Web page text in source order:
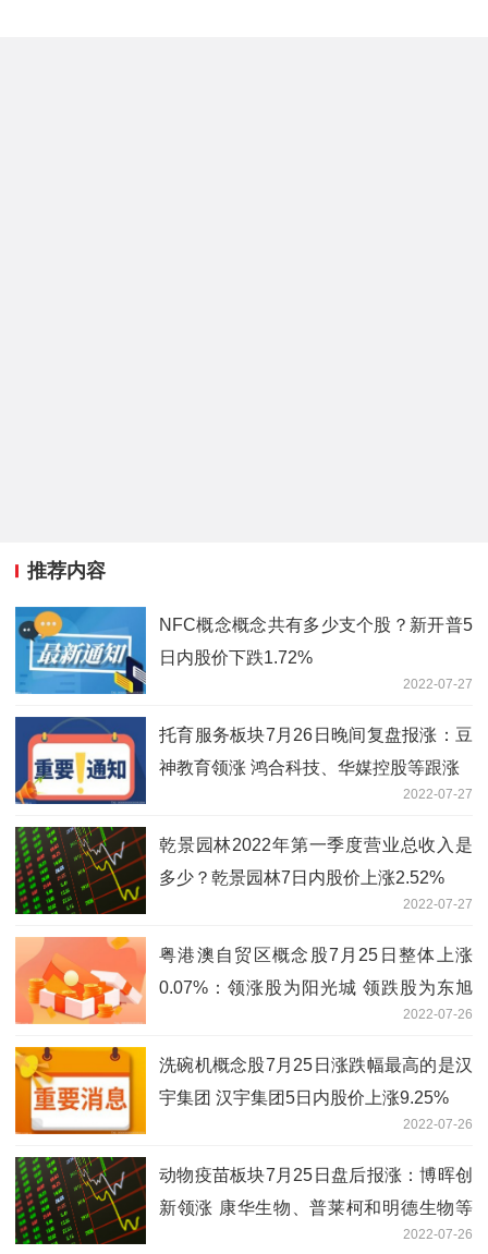
推荐内容
NFC概念概念共有多少支个股？新开普5
日内股价下跌1.72%
2022-07-27
托育服务板块7月26日晚间复盘报涨：豆
神教育领涨 鸿合科技、华媒控股等跟涨
2022-07-27
乾景园林2022年第一季度营业总收入是
多少？乾景园林7日内股价上涨2.52%
2022-07-27
粤港澳自贸区概念股7月25日整体上涨
0.07%：领涨股为阳光城 领跌股为东旭
2022-07-26
洗碗机概念股7月25日涨跌幅最高的是汉
宇集团 汉宇集团5日内股价上涨9.25%
2022-07-26
动物疫苗板块7月25日盘后报涨：博晖创
新领涨 康华生物、普莱柯和明德生物等
2022-07-26